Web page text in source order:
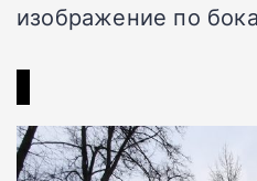
изображение по